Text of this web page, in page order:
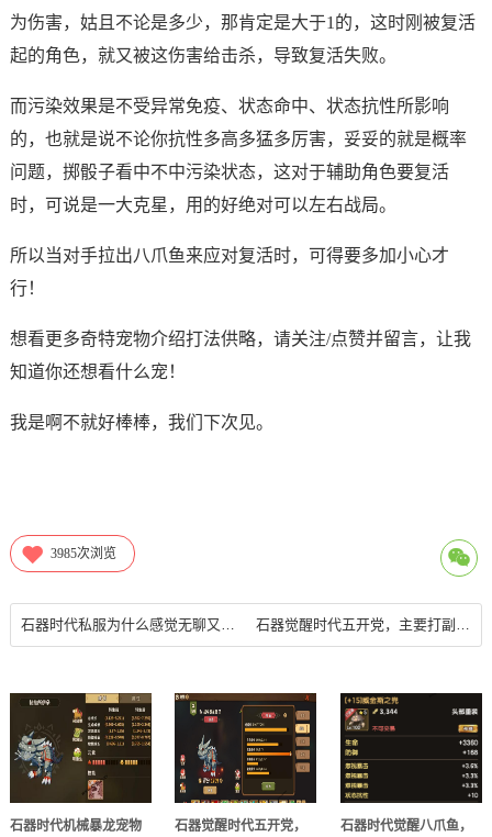
为伤害，姑且不论是多少，那肯定是大于1的，这时刚被复活
起的角色，就又被这伤害给击杀，导致复活失败。
而污染效果是不受异常免疫、状态命中、状态抗性所影响
的，也就是说不论你抗性多高多猛多厉害，妥妥的就是概率
问题，掷骰子看中不中污染状态，这对于辅助角色要复活
时，可说是一大克星，用的好绝对可以左右战局。
所以当对手拉出八爪鱼来应对复活时，可得要多加小心才
行！
想看更多奇特宠物介绍打法供略，请关注/点赞并留言，让我
知道你还想看什么宠！
我是啊不就好棒棒，我们下次见。
3985次浏览
石器时代机械暴龙宠物
石器觉醒时代五开党，
石器时代觉醒八爪鱼，